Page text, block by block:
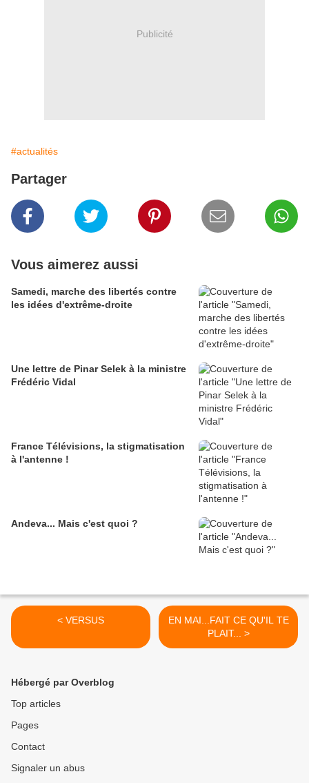
Publicité
#actualités
Partager
Vous aimerez aussi
Samedi, marche des libertés contre
les idées d'extrême-droite
Une lettre de Pinar Selek à la ministre
Frédéric Vidal
France Télévisions, la stigmatisation
à l'antenne !
Andeva... Mais c'est quoi ?
< VERSUS
EN MAI...FAIT CE QU'IL TE
PLAIT... >
Hébergé par Overblog
Top articles
Pages
Contact
Signaler un abus